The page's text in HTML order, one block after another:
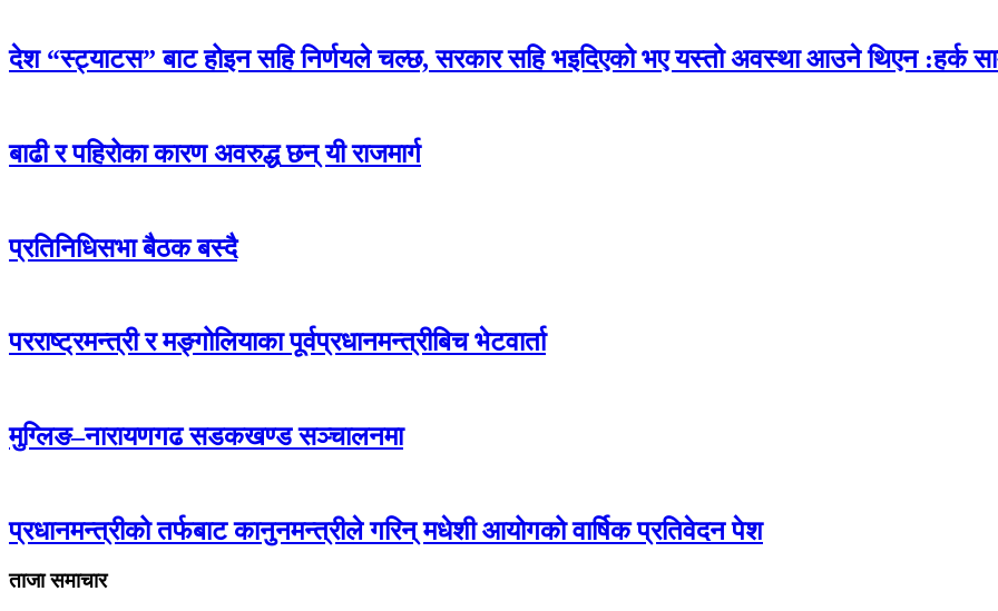
देश “स्ट्याटस” बाट होइन सहि निर्णयले चल्छ, सरकार सहि भइदिएको भए यस्तो अवस्था आउने थिएन :हर्क
बाढी र पहिरोका कारण अवरुद्ध छन् यी राजमार्ग
प्रतिनिधिसभा बैठक बस्दै
परराष्ट्रमन्त्री र मङ्गोलियाका पूर्वप्रधानमन्त्रीबिच भेटवार्ता
मुग्लिङ–नारायणगढ सडकखण्ड सञ्चालनमा
प्रधानमन्त्रीको तर्फबाट कानुनमन्त्रीले गरिन् मधेशी आयोगको वार्षिक प्रतिवेदन पेश
ताजा समाचार